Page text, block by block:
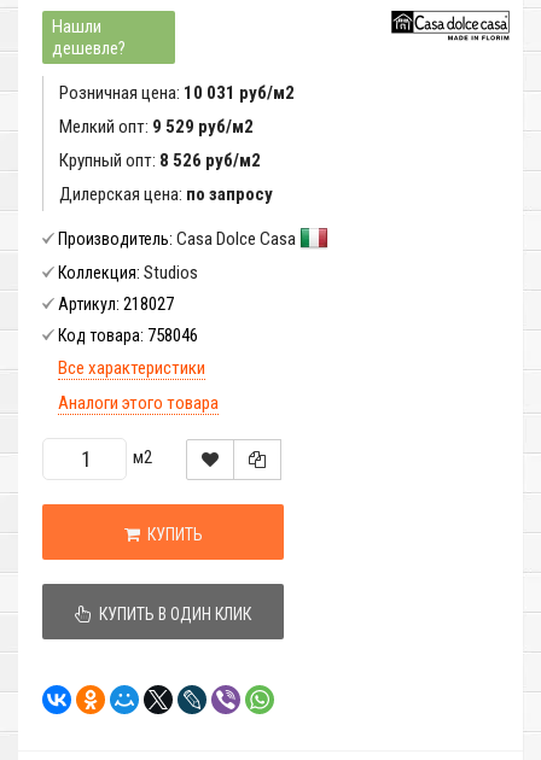
Нашли
дешевле?
Розничная цена: 10 031 руб/м2
Мелкий опт: 9 529 руб/м2
Крупный опт: 8 526 руб/м2
Дилерская цена: по запросу
Производитель: Casa Dolce Casa
Коллекция: Studios
Артикул: 218027
Код товара: 758046
Все характеристики
Аналоги этого товара
м2
КУПИТЬ
КУПИТЬ В ОДИН КЛИК